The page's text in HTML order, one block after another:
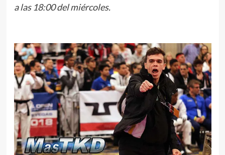
a las 18:00 del miércoles.